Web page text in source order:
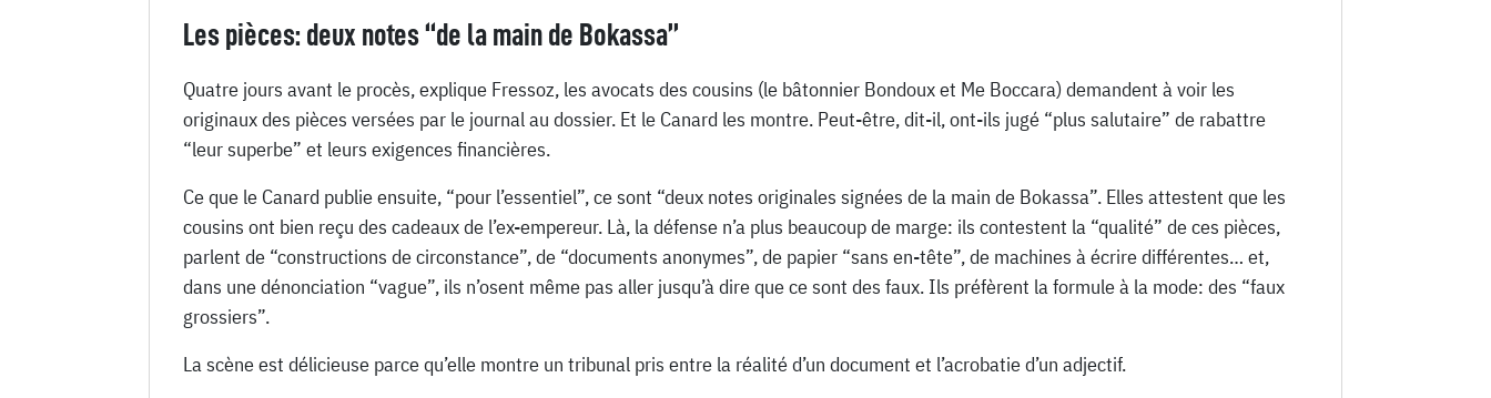
Les pièces: deux notes “de la main de Bokassa”
Quatre jours avant le procès, explique Fressoz, les avocats des cousins (le bâtonnier Bondoux et Me Boccara) demandent à voir les
originaux des pièces versées par le journal au dossier. Et le Canard les montre. Peut-être, dit-il, ont-ils jugé “plus salutaire” de rabattre
“leur superbe” et leurs exigences financières.
Ce que le Canard publie ensuite, “pour l’essentiel”, ce sont “deux notes originales signées de la main de Bokassa”. Elles attestent que les
cousins ont bien reçu des cadeaux de l’ex-empereur. Là, la défense n’a plus beaucoup de marge: ils contestent la “qualité” de ces pièces,
parlent de “constructions de circonstance”, de “documents anonymes”, de papier “sans en-tête”, de machines à écrire différentes… et,
dans une dénonciation “vague”, ils n’osent même pas aller jusqu’à dire que ce sont des faux. Ils préfèrent la formule à la mode: des “faux
grossiers”.
La scène est délicieuse parce qu’elle montre un tribunal pris entre la réalité d’un document et l’acrobatie d’un adjectif.